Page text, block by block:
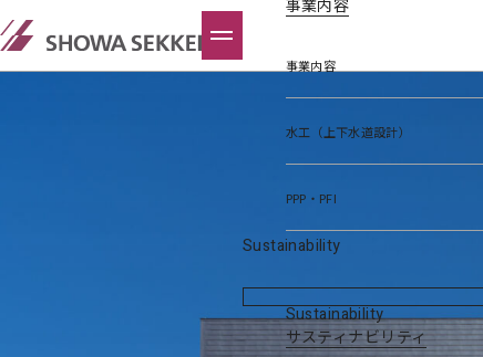
事業内容
事業内容
水工（上下水道設計）
PPP・PFI
Sustainability
Sustainability
サスティナビリティ